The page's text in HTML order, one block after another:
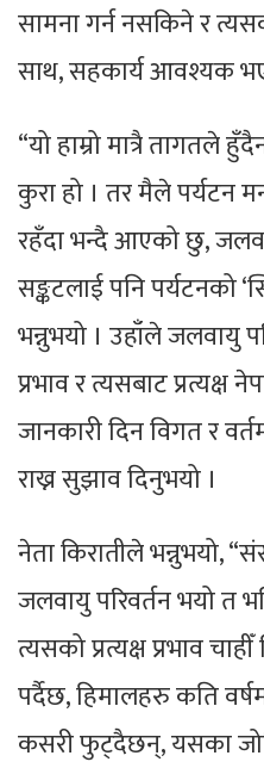
सामना गर्न नसकिने र
साथ, सहकार्य आवश्यक
“यो हाम्रो मात्रै तागतले
कुरा हो । तर मैले पर्यटन
रहँदा भन्दै आएको छु,
सङ्कटलाई पनि पर्यटनको
भन्नुभयो । उहाँले जलवायु
प्रभाव र त्यसबाट प्रत्यक्ष
जानकारी दिन विगत र
राख्न सुझाव दिनुभयो ।
नेता किरातीले भन्नुभयो,
जलवायु परिवर्तन भयो त
त्यसको प्रत्यक्ष प्रभाव
पर्दैछ, हिमालहरु कति
कसरी फुट्दैछन्, यसका